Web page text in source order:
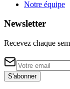
Notre équipe
Newsletter
Recevez chaque
S'abonner